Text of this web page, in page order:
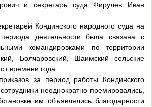
и секретарь суда Фирулев Иван
Кондинского народного суда на
деятельности была связана с
командировками по территории
Болчаровский, Шаимский сельские
времени года.
за период работы Кондинского
неоднократно премировались,
им объявлялись благодарности